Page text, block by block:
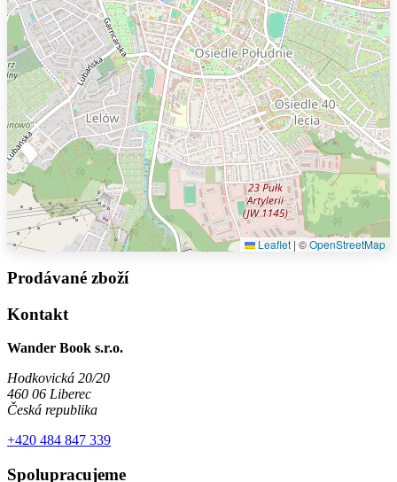
Leaflet | ©OpenStreetMap
Prodávané zboží
Kontakt
Wander Book s.r.o.
Hodkovická 20/20
460 06 Liberec
Česká republika
+420 484 847 339
Spolupracujeme